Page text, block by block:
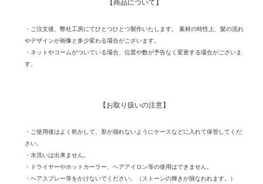
【商品について】
・ご注文後、弊社工房にてひとつひとつ製作いたします。 素材の特性上、髪の流れ
やデザインが画像と多少変わる場合がございます。
・ネットやコームがついている場合、位置や数が予告なく変更する場合がございま
す。
【お取り扱いの注意】
・ご使用後はよく乾かして、形が崩れないようにケースなどに入れて保管してくだ
さい。
・水洗いは出来ません。
・ドライヤーやホットカーラー、ヘアアイロン等の使用はできません。
・ヘアスプレー等をかけないでください。（ストーンの輝きが損なわれます。）